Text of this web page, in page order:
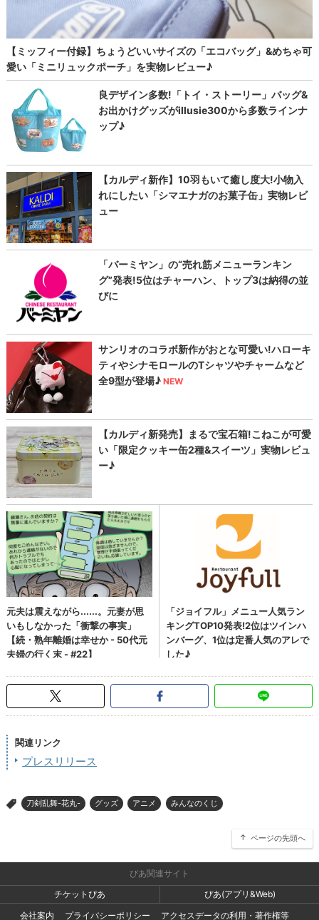
関連リンク
プレスリリース
> 刀剣乱舞-花丸- グッズ アニメ みんなのくじ
ページの先頭へ
ぴあ関連サイト
チケットぴあ
ぴあ(アプリ&Web)
会社案内
プライバシーポリシー アクセスデータの利用・著作権等